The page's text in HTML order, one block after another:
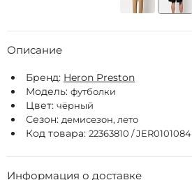
Описание
Бренд: Heron Preston
Модель: футболки
Цвет: чёрный
Сезон: демисезон, лето
Код товара: 22363810 / JER0101084
Информация о доставке